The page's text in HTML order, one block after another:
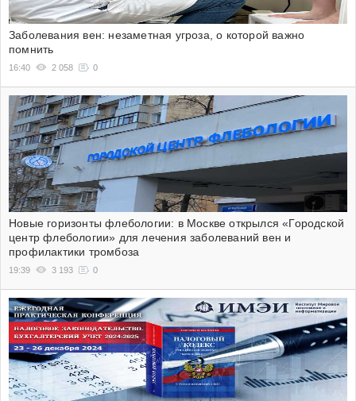
Заболевания вен: незаметная угроза, о которой важно
помнить
16:40 2 058 0
Новые горизонты флебологии: в Москве открылся «Городской
центр флебологии» для лечения заболеваний вен и
профилактики тромбоза
19:39 3 193 0